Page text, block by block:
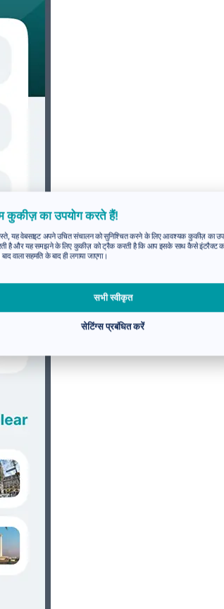
कुकीज़ का उपयोग करते हैं!
यह वेबसाइट अपने उचित संचालन को सुनिश्चित करने के लिए आवश्यक कुकीज़ का
है और यह समझने के लिए कुकीज़ को ट्रैक करती है कि आप इसके साथ कैसे इंटरैक्ट
वाला सहमति के बाद ही लगाया जाएगा।
सभी स्वीकृत
सेटिंग्स प्रबंधित करें